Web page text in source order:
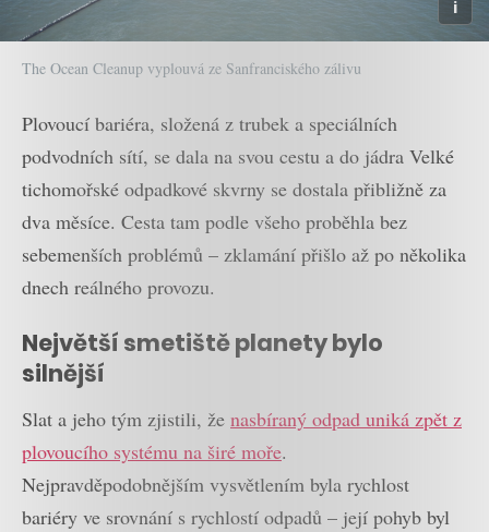
The Ocean Cleanup vyplouvá ze Sanfranciského zálivu
Plovoucí bariéra, složená z trubek a speciálních
podvodních sítí, se dala na svou cestu a do jádra Velké
tichomořské odpadkové skvrny se dostala přibližně za
dva měsíce. Cesta tam podle všeho proběhla bez
sebemenších problémů – zklamání přišlo až po několika
dnech reálného provozu.
Největší smetiště planety bylo
silnější
Slat a jeho tým zjistili, že nasbíraný odpad uniká zpět z
plovoucího systému na širé moře.
Nejpravděpodobnějším vysvětlením byla rychlost
bariéry ve srovnání s rychlostí odpadů – její pohyb byl